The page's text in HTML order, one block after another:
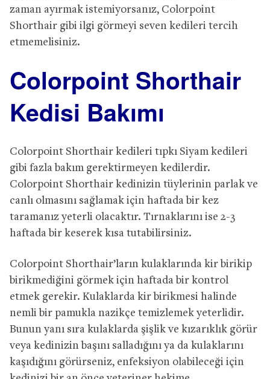
zaman ayırmak istemiyorsanız, Colorpoint
Shorthair gibi ilgi görmeyi seven kedileri tercih
etmemelisiniz.
Colorpoint Shorthair
Kedisi Bakımı
Colorpoint Shorthair kedileri tıpkı Siyam kedileri
gibi fazla bakım gerektirmeyen kedilerdir.
Colorpoint Shorthair kedinizin tüylerinin parlak ve
canlı olmasını sağlamak için haftada bir kez
taramanız yeterli olacaktır. Tırnaklarını ise 2-3
haftada bir keserek kısa tutabilirsiniz.
Colorpoint Shorthair’ların kulaklarında kir birikip
birikmediğini görmek için haftada bir kontrol
etmek gerekir. Kulaklarda kir birikmesi halinde
nemli bir pamukla nazikçe temizlemek yeterlidir.
Bunun yanı sıra kulaklarda şişlik ve kızarıklık görür
veya kedinizin başını salladığını ya da kulaklarını
kaşıdığını görürseniz, enfeksiyon olabileceği için